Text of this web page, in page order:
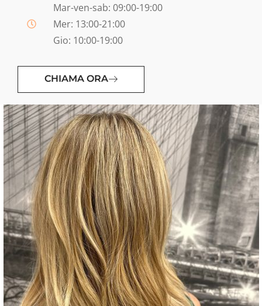
Mar-ven-sab: 09:00-19:00
Mer: 13:00-21:00
Gio: 10:00-19:00
CHIAMA ORA